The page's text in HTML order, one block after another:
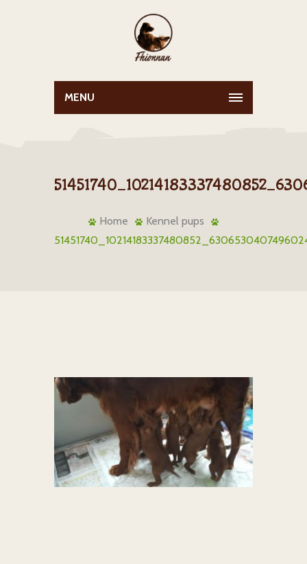
MENU
Home
Kennel pups